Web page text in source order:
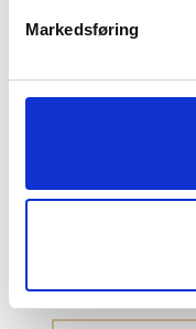
Markedsføring
219,00